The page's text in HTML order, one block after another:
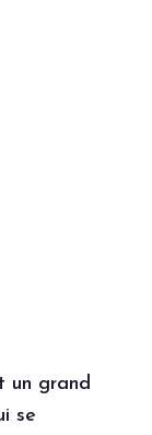
un grand
se